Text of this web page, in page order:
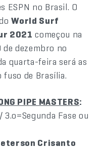
ESPN no Brasil. O
World Surf
2021 começou na
dezembro no
quarta-feira será as
de Brasília.
PIPE MASTERS:
Fase ou
Crisanto